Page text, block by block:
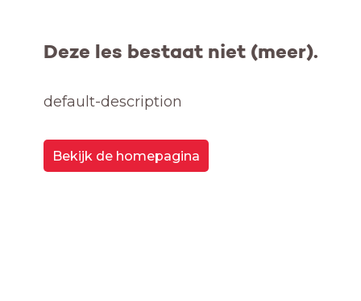
Deze les bestaat niet (meer).
default-description
Bekijk de homepagina